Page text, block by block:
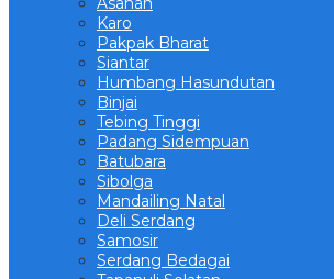
Karo
Pakpak Bharat
Siantar
Humbang Hasundutan
Binjai
Tebing Tinggi
Padang Sidempuan
Batubara
Sibolga
Mandailing Natal
Deli Serdang
Samosir
Serdang Bedagai